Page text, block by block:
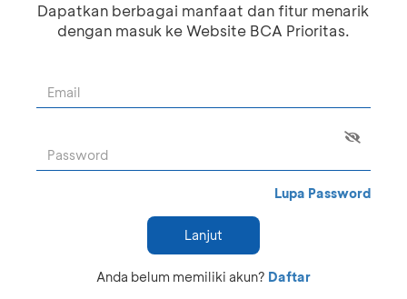
Dapatkan berbagai manfaat dan fitur menarik
dengan masuk ke Website BCA Prioritas.
Lupa Password
Lanjut
Anda belum memiliki akun? Daftar